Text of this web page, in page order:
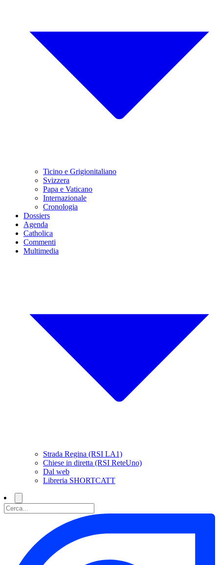
Ticino e Grigionitaliano
Svizzera
Papa e Vaticano
Internazionale
Cronologia
Dossiers
Agenda
Catholica
Commenti
Multimedia
Strada Regina (RSI LA1)
Chiese in diretta (RSI ReteUno)
Dal web
Libreria SHORTCATT